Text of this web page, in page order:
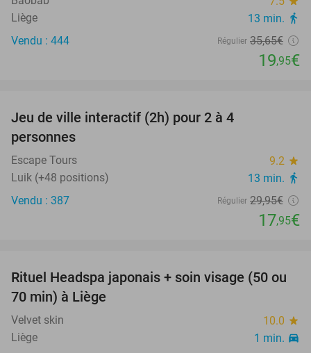
Liège 13 min. directions_walk
Vendu : 444 Régulier 35,65€
19,95€
Jeu de ville interactif (2h) pour 2 à 4
personnes
Escape Tours 9.2 star
Luik (+48 positions) 13 min. directions_walk
Vendu : 387 Régulier 29,95€
17,95€
51%
OUT
Rituel Headspa japonais + soin visage (50 ou
70 min) à Liège
Velvet skin 10.0 star
Liège 1 min. directions_car